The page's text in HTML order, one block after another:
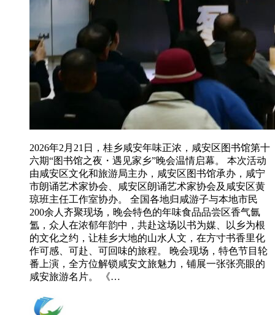
2026年2月21日，桂乡咸安年味正浓，咸安区图书馆第十
六期“图书馆之夜・遇见家乡”晚会温情启幕。 本次活动
由咸安区文化和旅游局主办，咸安区图书馆承办，咸宁
市朗诵艺术家协会、咸安区朗诵艺术家协会及咸安区黄
琼班主任工作室协办。 全国各地归咸游子与本地市民
200余人齐聚现场，晚会特色的年味食品品尝区香气氤
氲，众人在浓郁年韵中，共赴这场以书为媒、以乡为根
的文化之约，让桂乡大地的山水人文，在方寸书香里化
作可感、可赴、可回味的旅程。 晚会现场，特色节目轮
番上演，全方位解锁咸安文旅魅力，铺展一张张亮眼的
咸安旅游名片。 《…